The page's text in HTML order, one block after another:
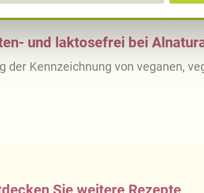
und laktosefrei bei
der Kennzeichnung von veganen,